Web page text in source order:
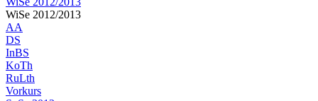
WiSe 2012/2013
AA
DS
InBS
KoTh
RuLth
Vorkurs